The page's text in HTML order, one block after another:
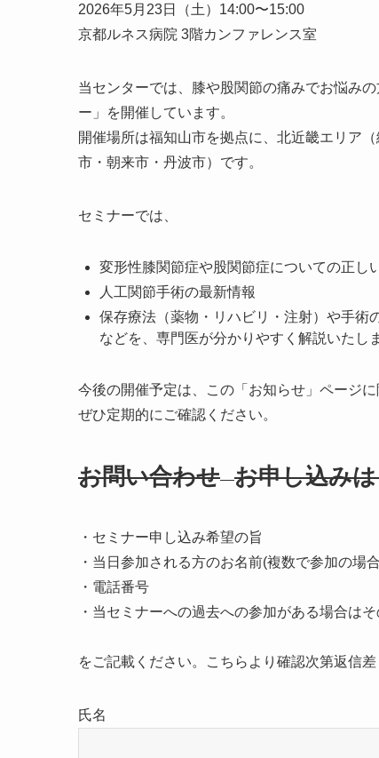
2026年5月23日（土）14:00〜15:00
京都ルネス病院 3階カンファレンス室
当センターでは、膝や股関節の痛みでお悩み
ー」を開催しています。
開催場所は福知山市を拠点に、北近畿エリア
市・朝来市・丹波市）です。
セミナーでは、
変形性膝関節症や股関節症についての正し
人工関節手術の最新情報
保存療法（薬物・リハビリ・注射）や手術
などを、専門医が分かりやすく解説いたし
今後の開催予定は、この「お知らせ」ページに
ぜひ定期的にご確認ください。
お問い合わせ お申し込み
・セミナー申し込み希望の旨
・当日参加される方のお名前(複数で参加の場
・電話番号
・当セミナーへの過去への参加がある場合はそ
をご記載ください。こちらより確認次第返信差
氏名